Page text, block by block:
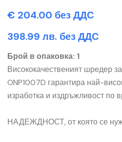
€ 204.00 без ДДС
398.99 лв. без ДДС
Брой в опаковка: 1
Висококачественият шредер
ONP1007D гарантира най-
изработка и издръжливост по
НАДЕЖДНОСТ, от която се